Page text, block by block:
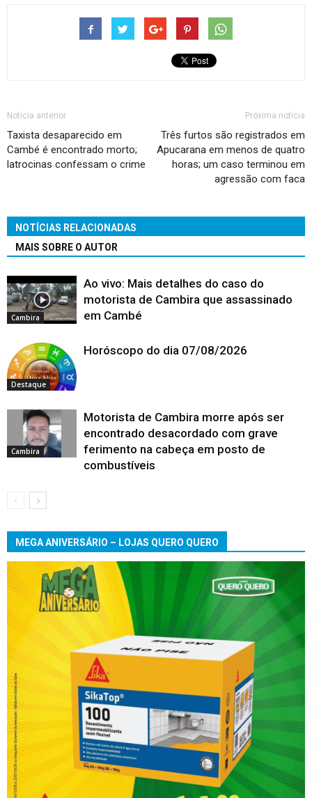
Notícia anterior
Taxista desaparecido em
Cambé é encontrado morto;
latrocinas confessam o crime
Próxima notícia
Três furtos são registrados em
Apucarana em menos de quatro
horas; um caso terminou em
agressão com faca
NOTÍCIAS RELACIONADAS
MAIS SOBRE O AUTOR
Cambira
Ao vivo: Mais detalhes do caso do
motorista de Cambira que assassinado
em Cambé
Destaque
Horóscopo do dia 07/08/2026
Cambira
Motorista de Cambira morre após ser
encontrado desacordado com grave
ferimento na cabeça em posto de
combustíveis
MEGA ANIVERSÁRIO – LOJAS QUERO QUERO